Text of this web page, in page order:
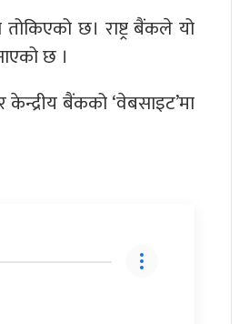
छ। राष्ट्र बैंकले यो
छ ।
बैंकको ‘वेबसाइट’मा